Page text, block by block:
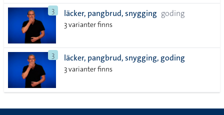
3 läcker, pangbrud, snygging goding
3 varianter finns
3 läcker, pangbrud, snygging, goding
3 varianter finns